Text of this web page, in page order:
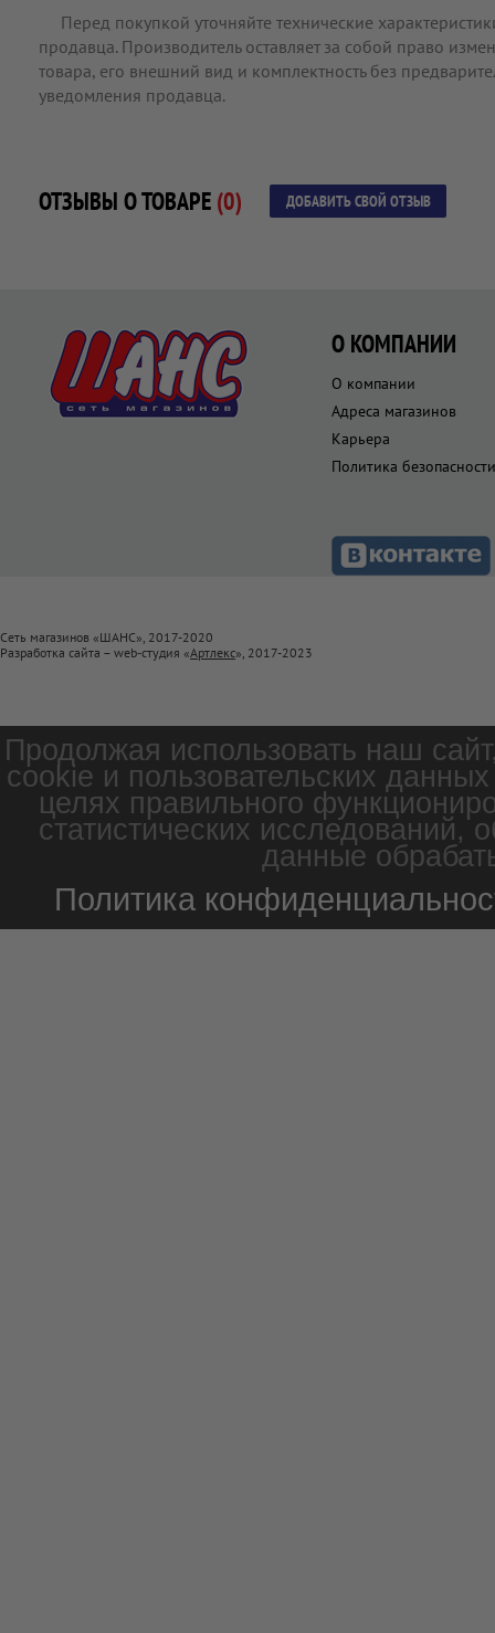
Перед покупкой уточняйте технические
продавца. Производитель оставляет за собой право
товара, его внешний вид и комплектность без
уведомления продавца.
ОТЗЫВЫ О ТОВАРЕ (0) ДОБАВИТЬ СВОЙ ОТЗЫВ
О КОМПАНИИ
О компании
Адреса магазинов
Карьера
Политика безопасности
Сеть магазинов «ШАНС», 2017-2020
Разработка сайта – web-студия «Артлекс», 2017-2023
Продолжая использовать наш
cookie и пользовательских
целях правильного
статистических
данные
Политика